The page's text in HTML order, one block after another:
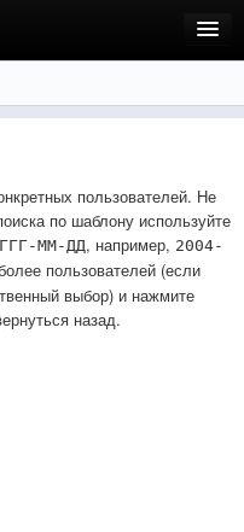
пользователей. Не
по шаблону используйте
ММ-ДД, например, 2004-
пользователей (если
выбор) и нажмите
назад.